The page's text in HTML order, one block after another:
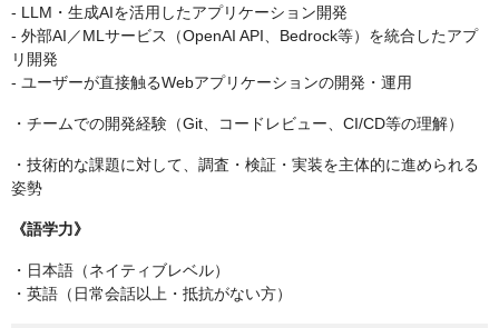
- LLM・生成AIを活用したアプリケーション開発
- 外部AI／MLサービス（OpenAI API、Bedrock等）を統合したアプ
リ開発
- ユーザーが直接触るWebアプリケーションの開発・運用
・チームでの開発経験（Git、コードレビュー、CI/CD等の理解）
・技術的な課題に対して、調査・検証・実装を主体的に進められる
姿勢
《語学力》
・日本語（ネイティブレベル）
・英語（日常会話以上・抵抗がない方）